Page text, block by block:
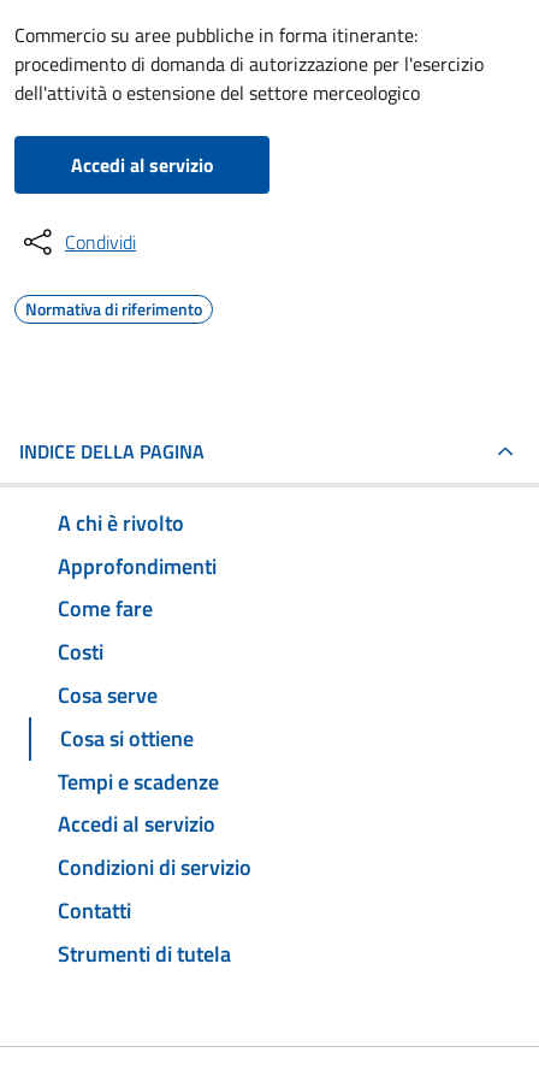
Commercio su aree pubbliche in forma itinerante:
procedimento di domanda di autorizzazione per l'esercizio
dell'attività o estensione del settore merceologico
Accedi al servizio
Condividi
Normativa di riferimento
INDICE DELLA PAGINA
A chi è rivolto
Approfondimenti
Come fare
Costi
Cosa serve
Cosa si ottiene
Tempi e scadenze
Accedi al servizio
Condizioni di servizio
Contatti
Strumenti di tutela